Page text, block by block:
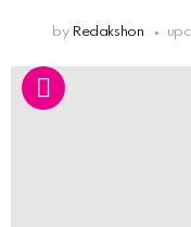
by Redakshon